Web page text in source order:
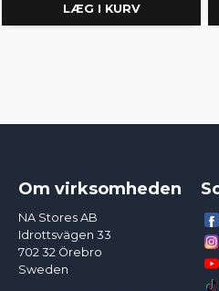
LÆG I KURV
Om virksomheden
NA Stores AB
Idrottsvägen 33
702 32 Örebro
Sweden